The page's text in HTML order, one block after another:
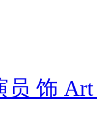
员 饰 Art